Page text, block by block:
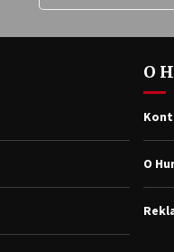
dál vede
O
O